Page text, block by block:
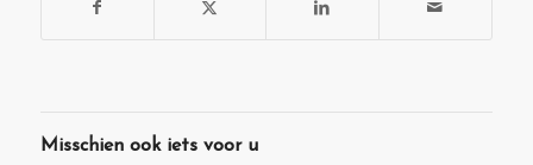
Misschien ook iets voor u